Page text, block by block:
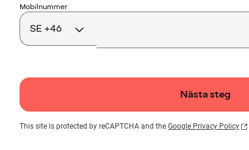
Landskod
Mobilnummer
Nästa steg
This site is protected by reCAPTCHA and the Google Privacy Policy